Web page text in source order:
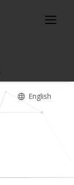
English